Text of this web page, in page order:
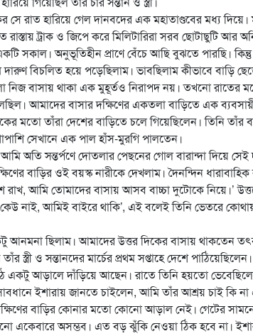
সে রাত হারিয়ে গেল দানবদের এক মহাতাণ্ডবের মধ্য
রাস্তায় ট্রাক ও জিপে করে মিলিটারিরা সরব ছোটাছুটি আর
সকাল। অনুভূতিহীন প্রাণে বেঁচে আছি বুঝতে পারছি।
বিচলিত হয়ে পড়েছিলাম। ভাবছিলাম কীভাবে বাড়ি
নিজ বাসায় থাকা এক মুহূর্তও নিরাপদ নয়। তখনো রাতের
আমাদের বাসার দক্ষিণের একতলা বাড়িতে এক
তাঁরা দেশের বাড়িতে চলে গিয়েছিলেন। তিনি তাঁর
সেখানে এক পাল হাঁস-মুরগি পালতেন।
অতি সন্তর্পণে দোতলার পেছনের গোল বারান্দা দিয়ে সেই
বাড়ির ওই বয়স্ক নারীকে দেখলাম। দৈনন্দিন
রাখ, আমি তোমাদের বাসায় আসব বাচ্চা দুটোকে নিয়ে।’
নাই, আমিই বাইরে থাকি’, এই বলেই তিনি ভেতরে
ছিলাম। আমাদের উত্তর দিকের বাসায় থাকতেন
স্ত্রী ও সন্তানদের মার্চের প্রথম সপ্তাহে দেশে
একটু আড়ালে দাঁড়িয়ে আছেন। রাতে তিনি হয়তো
ইশারায় জানতে চাইলেন, আমি তাঁর আশ্রয় চাই কি না
বাড়ির কোনার মতো কোনো আড়াল নেই। গেটের সামনে
একেবারে অসম্ভব। এত বড় ঝুঁকি নেওয়া ঠিক হবে না।